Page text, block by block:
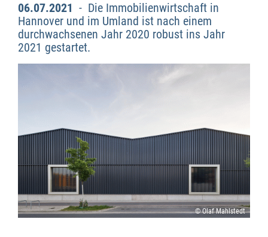
06.07.2021 - Die Immobilienwirtschaft in
Hannover und im Umland ist nach einem
durchwachsenen Jahr 2020 robust ins Jahr
2021 gestartet.
© Olaf Mahlstedt